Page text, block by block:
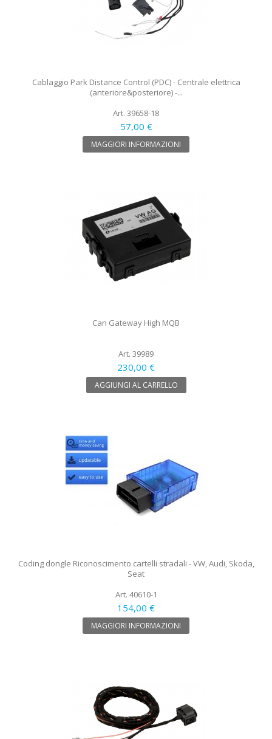
Cablaggio Park Distance Control (PDC) - Centrale elettrica
(anteriore&posteriore) -...
Art. 39658-18
57,00 €
MAGGIORI INFORMAZIONI
Can Gateway High MQB
Art. 39989
230,00 €
AGGIUNGI AL CARRELLO
Coding dongle Riconoscimento cartelli stradali - VW, Audi, Skoda,
Seat
Art. 40610-1
154,00 €
MAGGIORI INFORMAZIONI